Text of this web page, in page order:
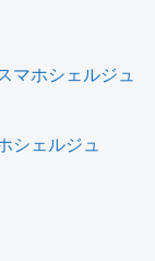
マホシェルジュ
シェルジュ